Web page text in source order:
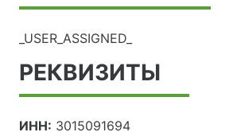
_USER_ASSIGNED_
РЕКВИЗИТЫ
ИНН: 3015091694